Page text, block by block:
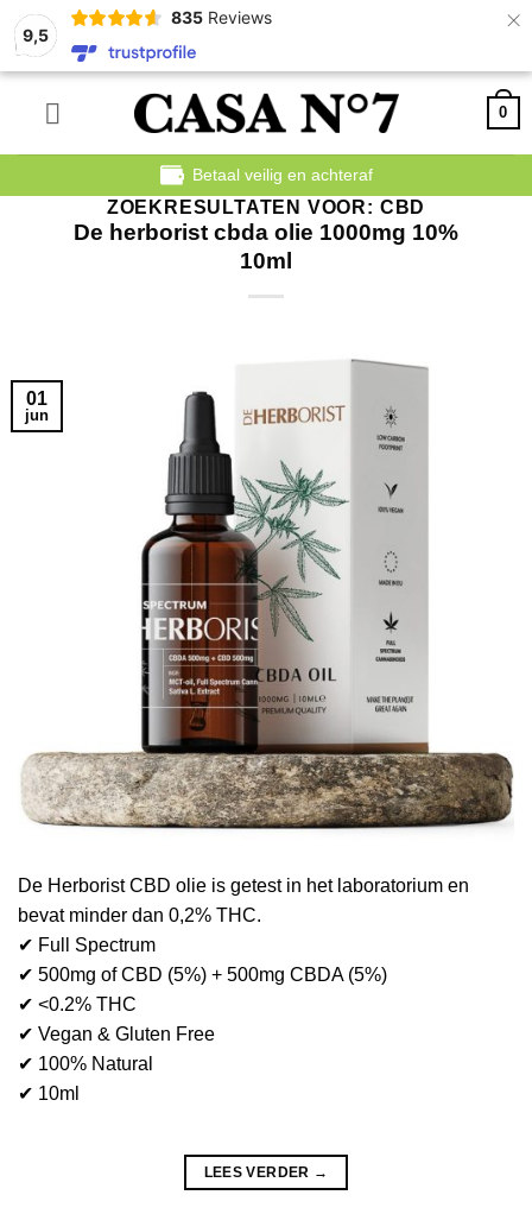
9,5
835 Reviews ×
0
Betaal veilig en achteraf
ZOEKRESULTATEN VOOR: CBD
De herborist cbda olie 1000mg 10%
10ml
01
jun
De Herborist CBD olie is getest in het laboratorium en
bevat minder dan 0,2% THC.
✔ Full Spectrum
✔ 500mg of CBD (5%) + 500mg CBDA (5%)
✔ <0.2% THC
✔ Vegan & Gluten Free
✔ 100% Natural
✔ 10ml
LEES VERDER →